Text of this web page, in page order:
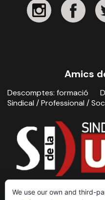
Amics
Descomptes: formació
Sindical / Professional /
We use our own and third-